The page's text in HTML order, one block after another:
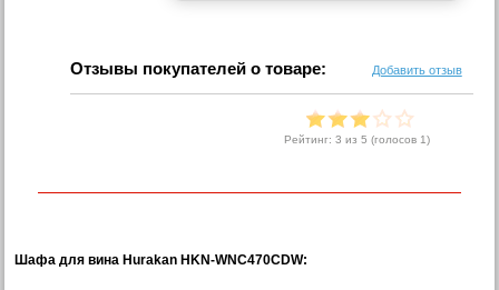
Отзывы покупателей о товаре: Добавить отзыв
Рейтинг: 3 из 5 (голосов 1)
Шафа для вина Hurakan HKN-WNC470CDW: